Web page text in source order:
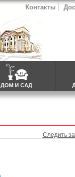
ДОМ И САД
Контакты
Следить